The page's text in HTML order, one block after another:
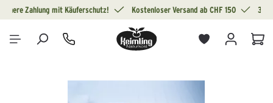
springen
Sichere Zahlung mit Käuferschutz! Kostenloser Versand ab CHF 150 30